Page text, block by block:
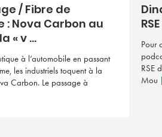
/ Fibre de
: Nova Carbon au
« v ...
à l’automobile en passant
les industriels toquent à la
Carbon. Le passage à
Pour
RSE
Mou